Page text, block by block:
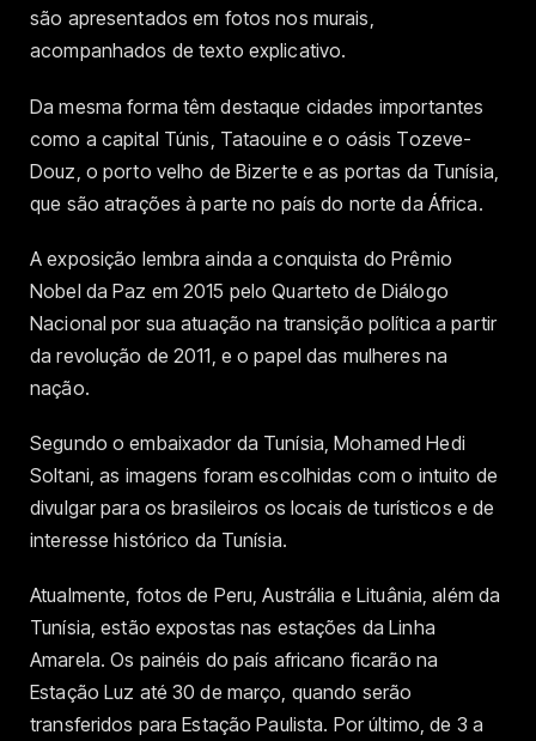
são apresentados em fotos nos murais,
acompanhados de texto explicativo.
Da mesma forma têm destaque cidades importantes
como a capital Túnis, Tataouine e o oásis Tozeve-
Douz, o porto velho de Bizerte e as portas da Tunísia,
que são atrações à parte no país do norte da África.
A exposição lembra ainda a conquista do Prêmio
Nobel da Paz em 2015 pelo Quarteto de Diálogo
Nacional por sua atuação na transição política a partir
da revolução de 2011, e o papel das mulheres na
nação.
Segundo o embaixador da Tunísia, Mohamed Hedi
Soltani, as imagens foram escolhidas com o intuito de
divulgar para os brasileiros os locais de turísticos e de
interesse histórico da Tunísia.
Atualmente, fotos de Peru, Austrália e Lituânia, além da
Tunísia, estão expostas nas estações da Linha
Amarela. Os painéis do país africano ficarão na
Estação Luz até 30 de março, quando serão
transferidos para Estação Paulista. Por último, de 3 a